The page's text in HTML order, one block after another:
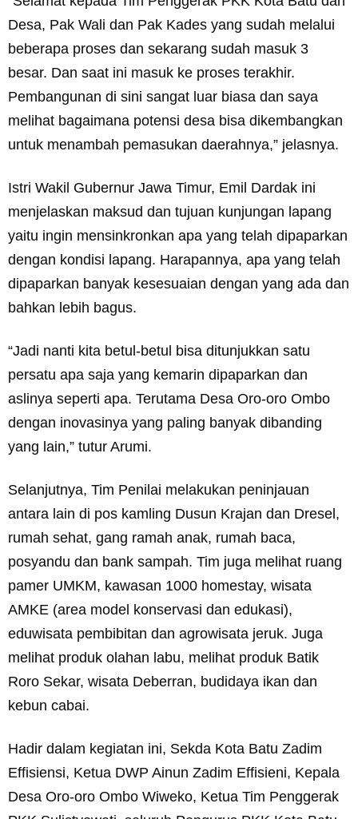
Desa, Pak Wali dan Pak Kades yang sudah melalui
beberapa proses dan sekarang sudah masuk 3
besar. Dan saat ini masuk ke proses terakhir.
Pembangunan di sini sangat luar biasa dan saya
melihat bagaimana potensi desa bisa dikembangkan
untuk menambah pemasukan daerahnya,” jelasnya.
Istri Wakil Gubernur Jawa Timur, Emil Dardak ini
menjelaskan maksud dan tujuan kunjungan lapang
yaitu ingin mensinkronkan apa yang telah dipaparkan
dengan kondisi lapang. Harapannya, apa yang telah
dipaparkan banyak kesesuaian dengan yang ada dan
bahkan lebih bagus.
“Jadi nanti kita betul-betul bisa ditunjukkan satu
persatu apa saja yang kemarin dipaparkan dan
aslinya seperti apa. Terutama Desa Oro-oro Ombo
dengan inovasinya yang paling banyak dibanding
yang lain,” tutur Arumi.
Selanjutnya, Tim Penilai melakukan peninjauan
antara lain di pos kamling Dusun Krajan dan Dresel,
rumah sehat, gang ramah anak, rumah baca,
posyandu dan bank sampah. Tim juga melihat ruang
pamer UMKM, kawasan 1000 homestay, wisata
AMKE (area model konservasi dan edukasi),
eduwisata pembibitan dan agrowisata jeruk. Juga
melihat produk olahan labu, melihat produk Batik
Roro Sekar, wisata Deberran, budidaya ikan dan
kebun cabai.
Hadir dalam kegiatan ini, Sekda Kota Batu Zadim
Effisiensi, Ketua DWP Ainun Zadim Effisieni, Kepala
Desa Oro-oro Ombo Wiweko, Ketua Tim Penggerak